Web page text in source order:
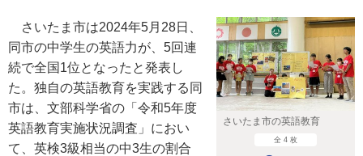
さいたま市の英語教育
全 4 枚
さいたま市は2024年5月28日、
同市の中学生の英語力が、5回連
続で全国1位となったと発表し
た。独自の英語教育を実践する同
市は、文部科学省の「令和5年度
英語教育実施状況調査」におい
て、英検3級相当の中3生の割合